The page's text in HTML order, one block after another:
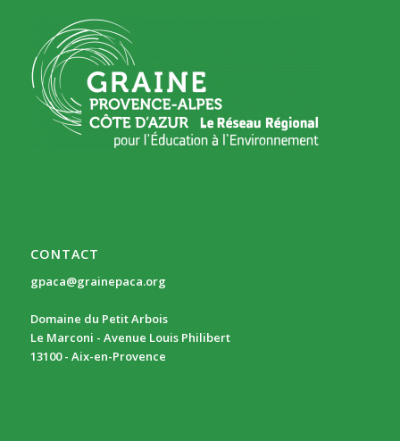
CONTACT
gpaca@grainepaca.org
Domaine du Petit Arbois
Le Marconi - Avenue Louis Philibert
13100 - Aix-en-Provence